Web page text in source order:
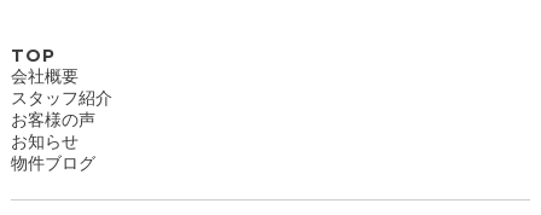
TOP
会社概要
スタッフ紹介
お客様の声
お知らせ
物件ブログ